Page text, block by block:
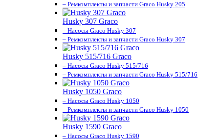
– Ремкомплекты и запчасти Graco Husky 205
Husky 307 Graco
– Насосы Graco Husky 307
– Ремкомплекты и запчасти Graco Husky 307
Husky 515/716 Graco
– Насосы Graco Husky 515/716
– Ремкомплекты и запчасти Graco Husky 515/716
Husky 1050 Graco
– Насосы Graco Husky 1050
– Ремкомплекты и запчасти Graco Husky 1050
Husky 1590 Graco
– Насосы Graco Husky 1590